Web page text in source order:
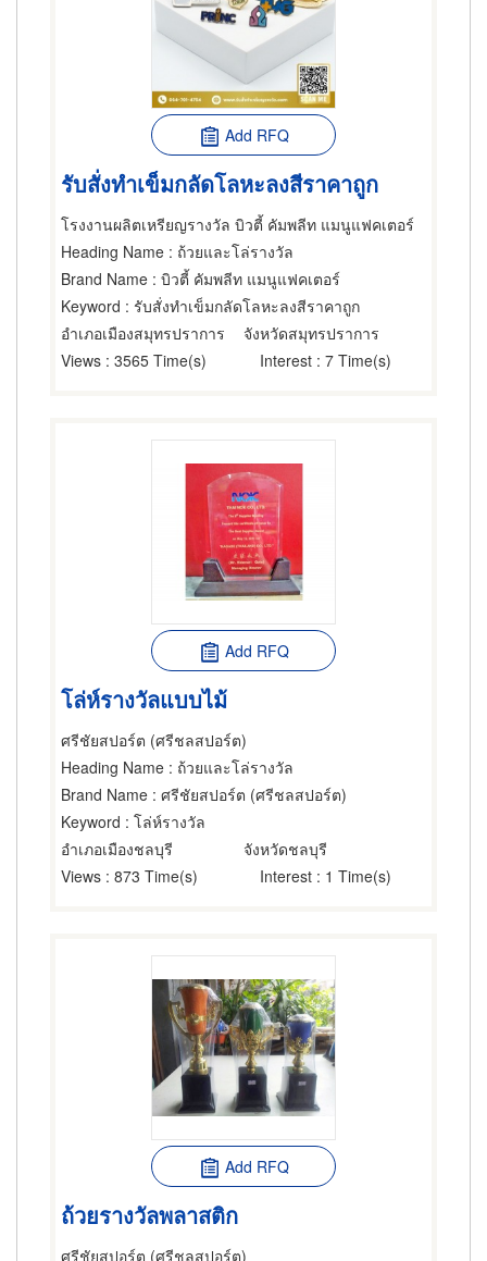
Add RFQ
รับสั่งทำเข็มกลัดโลหะลงสีราคาถูก
โรงงานผลิตเหรียญรางวัล บิวตี้ คัมพลีท แมนูแฟคเตอร์
Heading Name : ถ้วยและโล่รางวัล
Brand Name : บิวตี้ คัมพลีท แมนูแฟคเตอร์
Keyword : รับสั่งทำเข็มกลัดโลหะลงสีราคาถูก
อำเภอเมืองสมุทรปราการ
จังหวัดสมุทรปราการ
Views : 3565 Time(s) Interest : 7 Time(s)
Add RFQ
โล่ห์รางวัลแบบไม้
ศรีชัยสปอร์ต (ศรีชลสปอร์ต)
Heading Name : ถ้วยและโล่รางวัล
Brand Name : ศรีชัยสปอร์ต (ศรีชลสปอร์ต)
Keyword : โล่ห์รางวัล
อำเภอเมืองชลบุรี
จังหวัดชลบุรี
Views : 873 Time(s) Interest : 1 Time(s)
Add RFQ
ถ้วยรางวัลพลาสติก
ศรีชัยสปอร์ต (ศรีชลสปอร์ต)